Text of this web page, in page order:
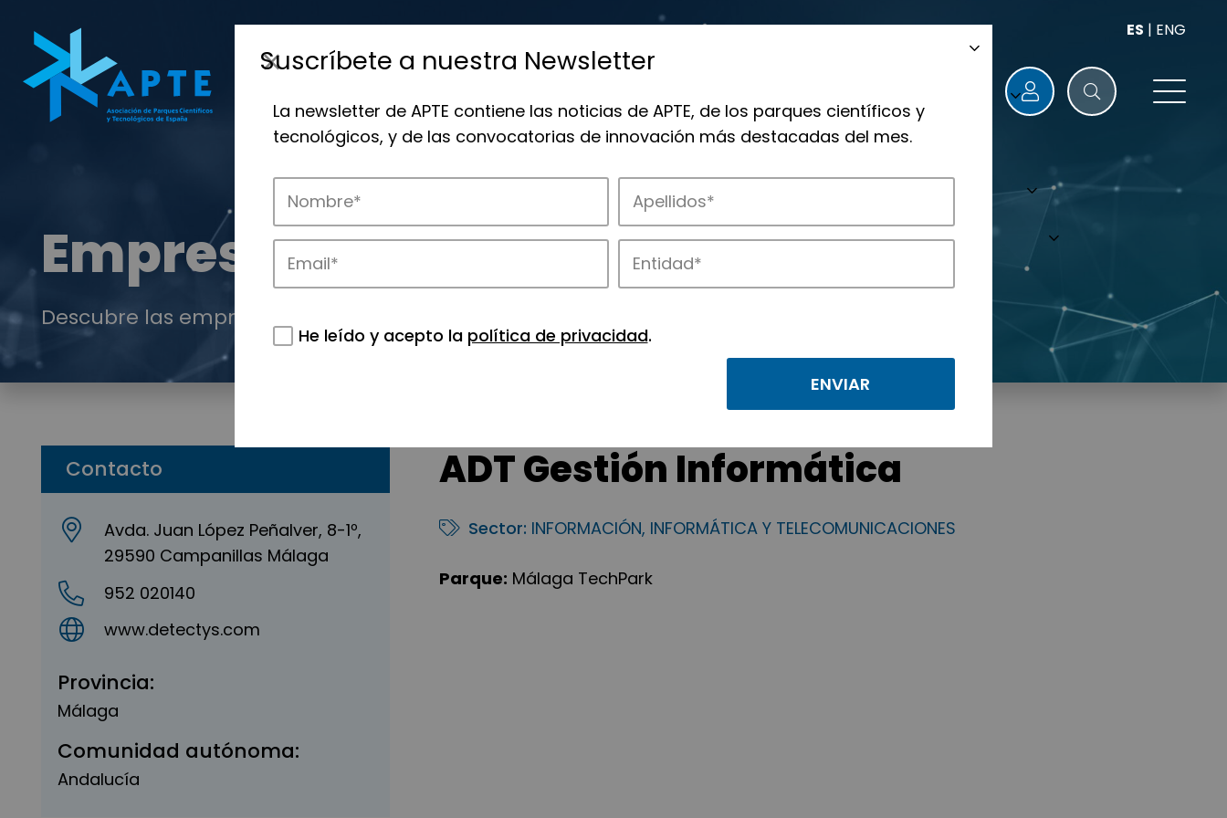
ES | ENG
Empresas
Descubre las empresas que impulsan la innovación en los parques de APTE.
Contacto
Avda. Juan López Peñalver, 8-1º,
29590 Campanillas Málaga
952 020140
www.detectys.com
Provincia:
Málaga
Comunidad autónoma:
Andalucía
ADT Gestión Informática
Sector: INFORMACIÓN, INFORMÁTICA Y TELECOMUNICACIONES
Parque: Málaga TechPark
Suscríbete a nuestra Newsletter
La newsletter de APTE contiene las noticias de APTE, de los parques científicos y
tecnológicos, y de las convocatorias de innovación más destacadas del mes.
He leído y acepto la política de privacidad.